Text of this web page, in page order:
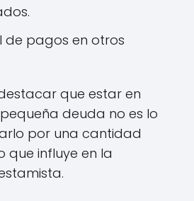
de pagos en otros
que estar en
pequeña deuda no es lo
por una cantidad
que influye en la